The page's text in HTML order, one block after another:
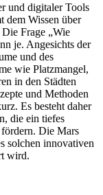
und digitaler Tools
dem Wissen über
Frage „Wie
je. Angesichts der
und des
wie Platzmangel,
in den Städten
und Methoden
Es besteht daher
die ein tiefes
Die Mars
solchen innovativen
wird.